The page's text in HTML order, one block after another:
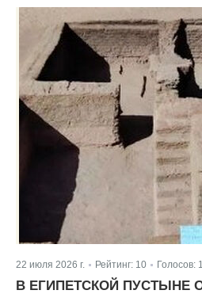
22 июля 2026 г. Рейтинг: 10 Голосов:
В ЕГИПЕТСКОЙ ПУСТЫНЕ